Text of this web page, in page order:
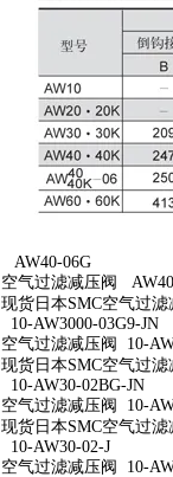
AW40-06G
空气过滤减压阀
现货日本SMC空气过
10-AW3000-03G9-JN
空气过滤减压阀 10-
现货日本SMC空气过
10-AW30-02BG-JN
空气过滤减压阀 10-
现货日本SMC空气过
10-AW30-02-J
空气过滤减压阀 10-